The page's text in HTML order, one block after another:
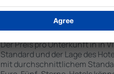
Wie viel kostet ein
Der Preis pro Unterkunft in in
Standard und der Lage des
mit durchschnittlichem